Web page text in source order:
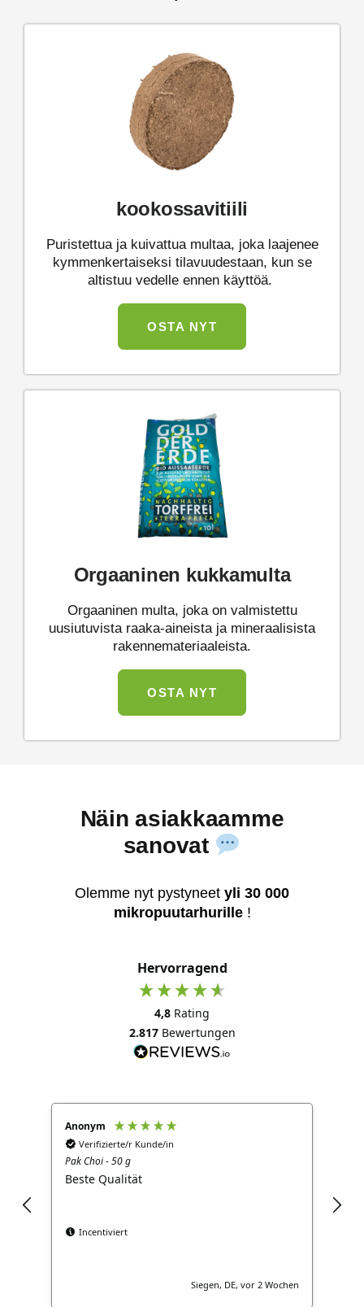
kookossavitiili
Puristettua ja kuivattua multaa, joka laajenee
kymmenkertaiseksi tilavuudestaan, kun se
altistuu vedelle ennen käyttöä.
OSTA NYT
Orgaaninen kukkamulta
Orgaaninen multa, joka on valmistettu
uusiutuvista raaka-aineista ja mineraalisista
rakennemateriaaleista.
OSTA NYT
Näin asiakkaamme
sanovat
Olemme nyt pystyneet yli 30 000
mikropuutarhurille!
Hervorragend
4,8 Rating
2.817 Bewertungen
Anonym
Verifizierte/r Kunde/in
Pak Choi - 50 g
Beste Qualität
Incentiviert
Siegen, DE, vor 2 Wochen